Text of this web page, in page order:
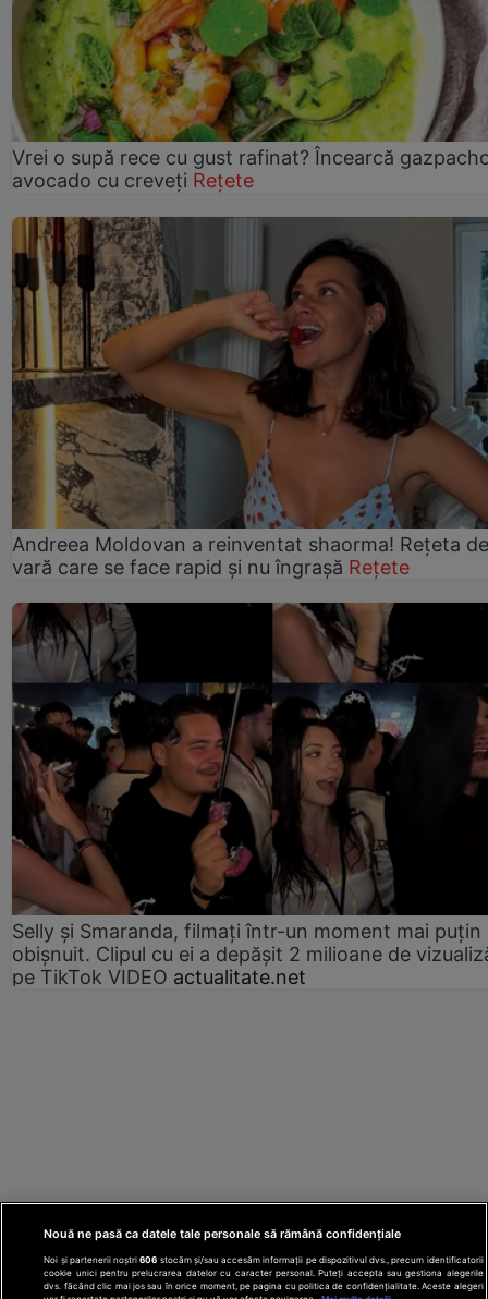
Vrei o supă rece cu gust rafinat? Încearcă
avocado cu creveți Rețete
Andreea Moldovan a reinventat shaorma! Rețeta de
vară care se face rapid și nu îngrașă Rețete
Selly și Smaranda, filmați într-un moment mai puțin
obișnuit. Clipul cu ei a depășit 2 milioane de
pe TikTok VIDEO actualitate.net
Nouă ne pasă ca datele tale personale să rămână confidențiale
Noi și partenerii noștri606 stocăm și/sau accesăm informații pe dispozitivul dvs., precum identificatorii
cookie unici pentru prelucrarea datelor cu caracter personal. Puteți accepta sau gestiona alegerile
dvs. făcând clic mai jos sau în orice moment, pe pagina cu politica de confidențialitate. Aceste alegeri